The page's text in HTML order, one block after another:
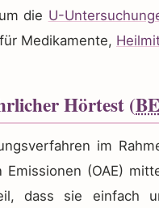
die U-
Medikamente,
Hörtest (
im
Emissionen (OAE)
dass sie einfach